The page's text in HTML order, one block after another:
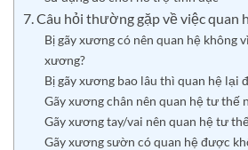
7. Câu hỏi thường gặp về việc quan
Bị gãy xương có nên quan hệ không
xương?
Bị gãy xương bao lâu thì quan hệ lại
Gãy xương chân nên quan hệ tư thế
Gãy xương tay/vai nên quan hệ tư
Gãy xương sườn có quan hệ được